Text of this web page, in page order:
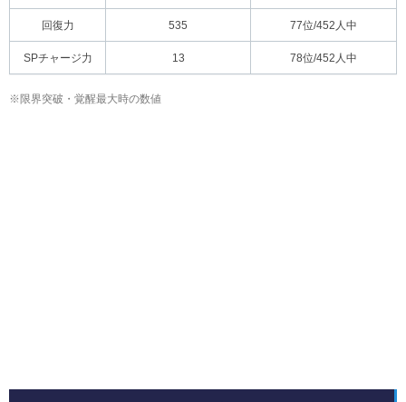
回復力 535 77位/452人中
SPチャージ力 13 78位/452人中
※限界突破・覚醒最大時の数値